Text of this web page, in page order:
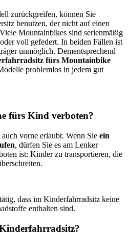
zurückgreifen, können Sie
benutzen, der nicht auf einen
Mountainbikes sind serienmäßig
voll gefedert. In beiden Fällen ist
unmöglich. Dementsprechend
fürs Mountainbike
problemlos in jedem gut
fürs Kind verboten?
vorne erlaubt. Wenn Sie ein
, dürfen Sie es am Lenker
ist: Kinder zu transportieren, die
dass im Kinderfahrradsitz keine
enthalten sind.